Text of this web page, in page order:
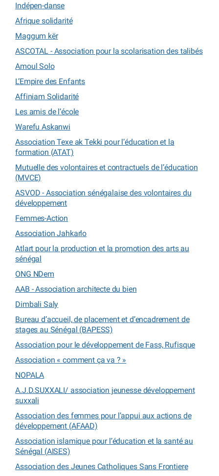
Indépen-danse
Afrique solidarité
Maggum kër
ASCOTAL - Association pour la scolarisation des talibés
Amoul Solo
L’Empire des Enfants
Affiniam Solidarité
Les amis de l’école
Warefu Askanwi
Association Texe ak Tekki pour l’éducation et la
formation (ATAT)
Mutuelle des volontaires et contractuels de l’éducation
(MVCE)
ASVOD - Association sénégalaise des volontaires du
développement
Femmes-Action
Association Jahkarlo
Atlart pour la production et la promotion des arts au
sénégal
ONG NDem
AAB - Association architecte du bien
Dimbali Saly
Bureau d’accueil, de placement et d’encadrement de
stages au Sénégal (BAPESS)
Association pour le développement de Fass, Rufisque
Association « comment ça va ? »
NOPALA
A.J.D.SUXXALI/ association jeunesse développement
suxxali
Association des femmes pour l’appui aux actions de
développement (AFAAD)
Association islamique pour l’éducation et la santé au
Sénégal (AISES)
Association des Jeunes Catholiques Sans Frontiere